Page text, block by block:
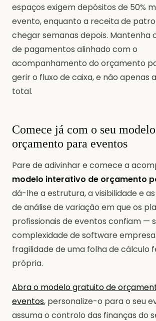
espaços exigem depósitos de 50%
evento, enquanto a receita de
chegar semanas depois. Mantenha
de pagamentos alinhado com o
acompanhamento do orçamento
gerir o fluxo de caixa, e não apenas
total.
Comece já com o seu
orçamento para eventos
Pare de adivinhar e comece a
modelo interativo de orçamento
dá-lhe a estrutura, a visibilidade e
de análise de variação em que os
profissionais de eventos confiam —
complexidade de software
fragilidade de uma folha de cálculo
própria.
Abra o modelo gratuito de
eventos, personalize-o para o seu
assuma o controlo das finanças do